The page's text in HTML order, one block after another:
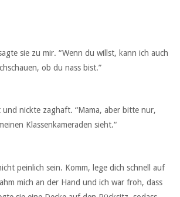
sie zu mir. “Wenn du willst, kann ich auch
ob du nass bist.”
nickte zaghaft. “Mama, aber bitte nur,
Klassenkameraden sieht.“
peinlich sein. Komm, lege dich schnell auf
mich an der Hand und ich war froh, dass